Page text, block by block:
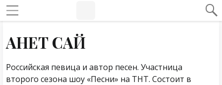
АНЕТ САЙ
Российская певица и автор песен. Участница
второго сезона шоу «Песни» на ТНТ. Состоит в